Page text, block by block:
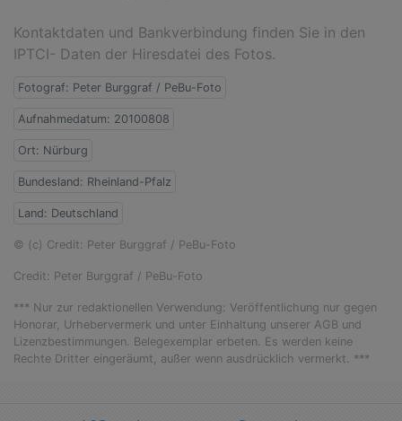
Kontaktdaten und Bankverbindung finden Sie in den
IPTCI- Daten der Hiresdatei des Fotos.
Fotograf: Peter Burggraf / PeBu-Foto
Aufnahmedatum: 20100808
Ort: Nürburg
Bundesland: Rheinland-Pfalz
Land: Deutschland
© (c) Credit: Peter Burggraf / PeBu-Foto
Credit: Peter Burggraf / PeBu-Foto
*** Nur zur redaktionellen Verwendung: Veröffentlichung nur gegen
Honorar, Urhebervermerk und unter Einhaltung unserer AGB und
Lizenzbestimmungen. Belegexemplar erbeten. Es werden keine
Rechte Dritter eingeräumt, außer wenn ausdrücklich vermerkt. ***